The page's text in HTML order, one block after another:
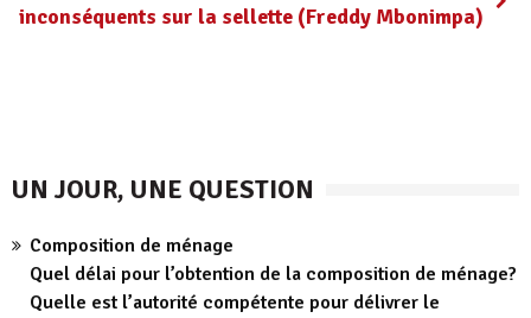
inconséquents sur la sellette (Freddy Mbonimpa)
UN JOUR, UNE QUESTION
Composition de ménage
Quel délai pour l’obtention de la composition de ménage?
Quelle est l’autorité compétente pour délivrer le